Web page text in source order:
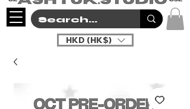
HKD (HK$)